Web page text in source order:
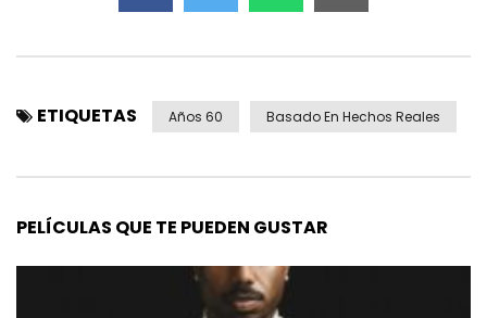
ETIQUETAS Años 60 Basado En Hechos Reales
PELÍCULAS QUE TE PUEDEN GUSTAR